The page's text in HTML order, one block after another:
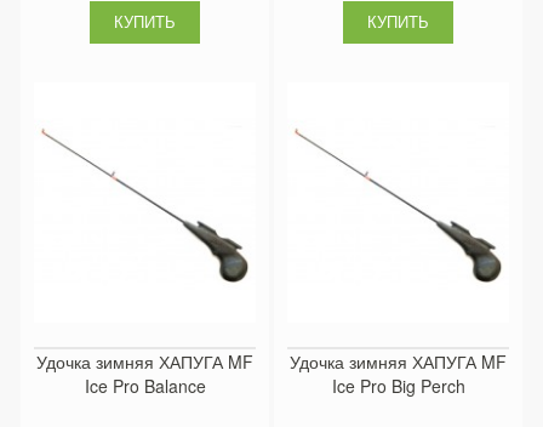
Удочка зимняя ХАПУГА MF
Ice Pro Balance
Удочка зимняя ХАПУГА MF
Ice Pro Big Perch